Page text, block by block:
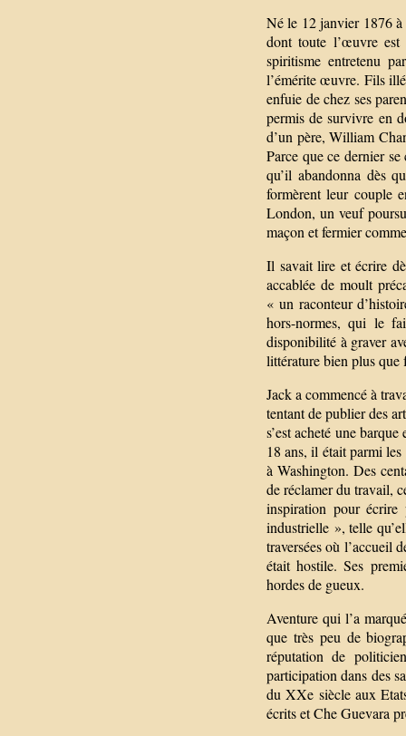
Né le 12 janvier 1876 à
dont toute l’œuvre est
spiritisme entretenu
l’émérite œuvre. Fils
enfuie de chez ses
permis de survivre en
d’un père, William
Parce que ce dernier
qu’il abandonna dès
formèrent leur couple
London, un veuf
maçon et fermier
Il savait lire et écrire
accablée de moult
« un raconteur
hors-normes, qui le
disponibilité à graver
littérature bien plus que
Jack a commencé à
tentant de publier des
s’est acheté une
18 ans, il était parmi
à Washington. Des
de réclamer du travail,
inspiration pour écrire
industrielle », telle
traversées où l’accueil
était hostile. Ses
hordes de gueux.
Aventure qui l’a
que très peu de
réputation de
participation dans des
du XXe siècle aux
écrits et Che Guevara